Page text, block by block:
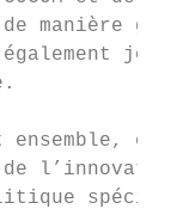
manière
de